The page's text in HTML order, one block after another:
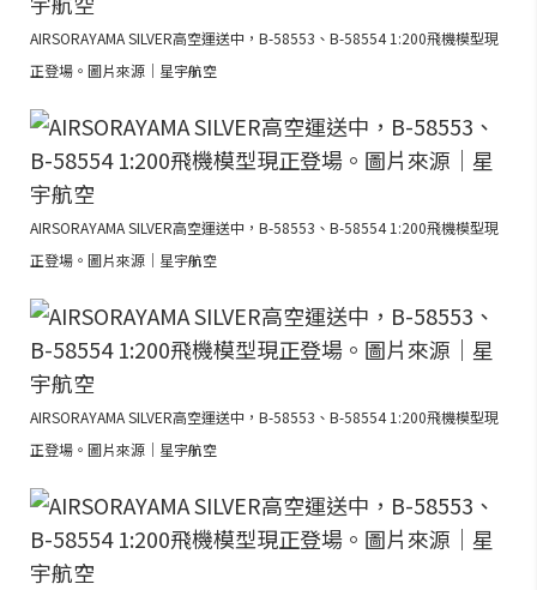
AIRSORAYAMA SILVER高空運送中，B-58553、B-58554 1:200飛機模型現
正登場。圖片來源｜星宇航空
AIRSORAYAMA SILVER高空運送中，B-58553、B-58554 1:200飛機模型現
正登場。圖片來源｜星宇航空
AIRSORAYAMA SILVER高空運送中，B-58553、B-58554 1:200飛機模型現
正登場。圖片來源｜星宇航空